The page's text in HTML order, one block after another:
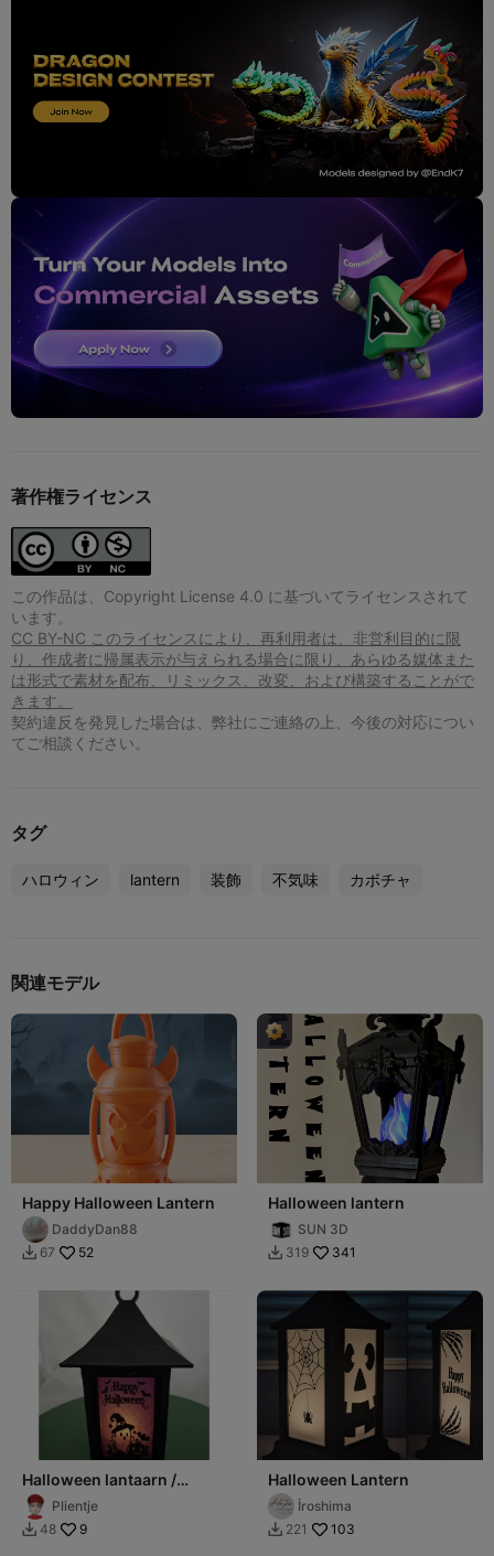
著作権ライセンス
この作品は、Copyright License 4.0 に基づいてライセンスされて
います。
CC BY-NC このライセンスにより、再利用者は、非営利目的に限
り、作成者に帰属表示が与えられる場合に限り、あらゆる媒体また
は形式で素材を配布、リミックス、改変、および構築することがで
きます。
契約違反を発見した場合は、弊社にご連絡の上、今後の対応につい
てご相談ください。
タグ
ハロウィン lantern 装飾 不気味 カボチャ
関連モデル
Happy Halloween Lantern
DaddyDan88
 67 52
Halloween lantern
SUN 3D
 319 341
Halloween lantaarn /
Halloween lantern
Plientje
 48 9
Halloween Lantern
İroshima
 221 103